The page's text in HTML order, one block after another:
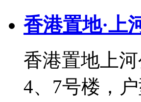
香港置地·上
香港置地上
4、7号楼，